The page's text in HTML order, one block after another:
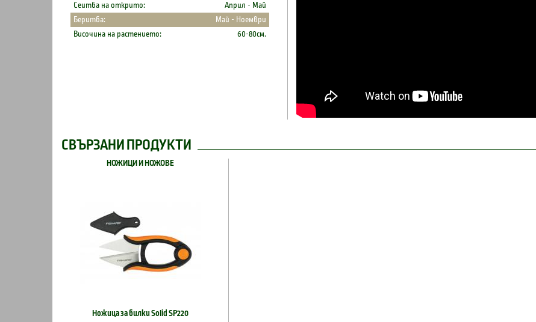
Сеитба на открито:
Април - Май
Беритба:
Май - Ноември
Височина на растението:
60-80см.
СВЪРЗАНИ ПРОДУКТИ
НОЖИЦИ И НОЖОВЕ
Ножица за билки Solid SP220